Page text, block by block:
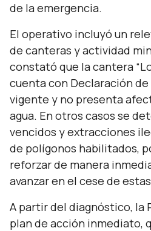
de la emergencia.
El operativo incluyó un
de canteras y actividad
constató que la cantera
cuenta con Declaración
vigente y no presenta
agua. En otros casos se
vencidos y extracciones
de polígonos habilitados,
reforzar de manera
avanzar en el cese de
A partir del diagnóstico, la
plan de acción inmediato,